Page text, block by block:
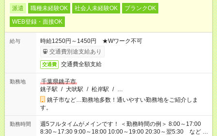
派遣 職種未経験OK 社会人未経験OK
ブランクOK
WEB登録・面接OK
給与
時給1250円～1450円 ★Wワーク不可
交通費別途支給あり
交通費 交通費全額支給
勤務地
千葉県銚子市
銚子駅 / 犬吠駅 / 松岸駅 / …
銚子市など…勤務地多数！通いやすい勤務地をご紹介しま
す。
勤務時間
週5フルタイムがメインです！ ＜勤務時間の例＞ 8:00～17:00
8:30～17:30 9:00～18:00 10:00～19:00 20:30～翌5:30 など ★